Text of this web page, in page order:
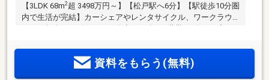
【3LDK 68m2超 3498万円～】【松戸駅へ6分】【駅徒歩10分圏
内で生活が完結】カーシェアやレンタサイクル、ワークラウ
公開中！
資料をもらう(無料)